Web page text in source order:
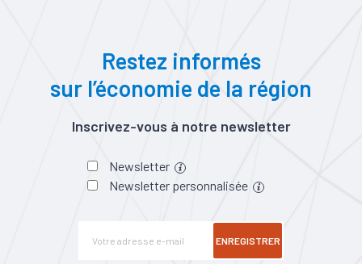
Restez informés
sur l’économie de la région
Inscrivez-vous à notre newsletter
Newsletter
Newsletter personnalisée
ENREGISTRER